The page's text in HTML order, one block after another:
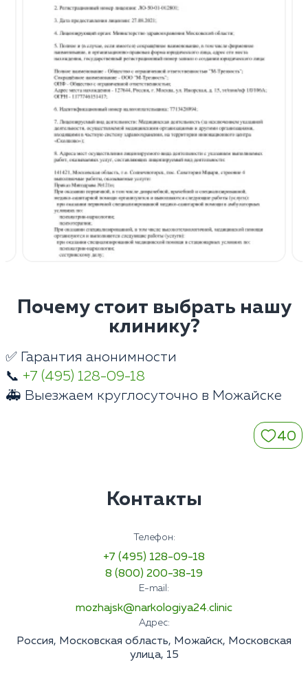
Почему стоит выбрать нашу
клинику?
✅ Гарантия анонимности
📞 +7 (495) 128-09-18
🚑 Выезжаем круглосуточно в Можайске
40
Контакты
Телефон:
+7 (495) 128-09-18
8 (800) 200-38-19
E-mail:
mozhajsk@narkologiya24.clinic
Адрес:
Россия, Московская область, Можайск, Московская
улица, 15